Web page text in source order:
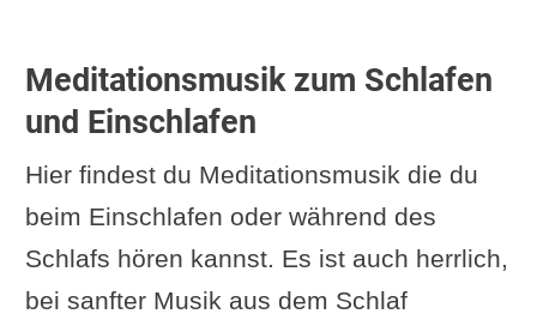
Meditationsmusik zum Schlafen
und Einschlafen
Hier findest du Meditationsmusik die du
beim Einschlafen oder während des
Schlafs hören kannst. Es ist auch herrlich,
bei sanfter Musik aus dem Schlaf